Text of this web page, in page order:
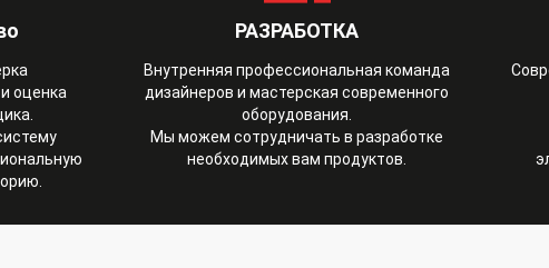
оценка
РАЗРАБОТКА
Внутренняя профессиональная команда
дизайнеров и мастерская современного
оборудования.
Мы можем сотрудничать в разработке
необходимых вам продуктов.